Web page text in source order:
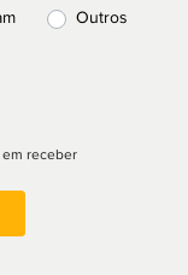
Outros
receber